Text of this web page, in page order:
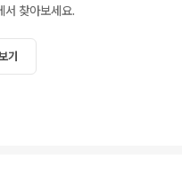
서 찾아보세요.
기